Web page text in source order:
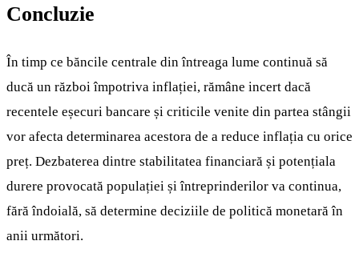
Concluzie
În timp ce băncile centrale din întreaga lume continuă să
ducă un război împotriva inflației, rămâne incert dacă
recentele eșecuri bancare și criticile venite din partea stângii
vor afecta determinarea acestora de a reduce inflația cu orice
preț. Dezbaterea dintre stabilitatea financiară și potențiala
durere provocată populației și întreprinderilor va continua,
fără îndoială, să determine deciziile de politică monetară în
anii următori.